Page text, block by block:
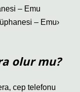
– Emu
– Emu›
olur mu?
cep telefonu